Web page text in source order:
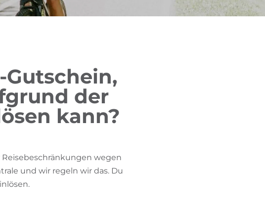
der
kann?
wegen
und wir regeln wir das. Du